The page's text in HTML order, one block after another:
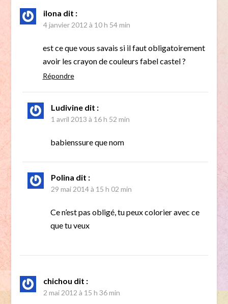
ilona dit :
4 janvier 2012 à 10 h 54 min
est ce que vous savais si il faut obligatoirement
avoir les crayon de couleurs fabel castel ?
Répondre
Ludivine dit :
1 avril 2013 à 16 h 52 min
babienssure que nom
Polina dit :
29 mai 2014 à 15 h 02 min
Ce n’est pas obligé, tu peux colorier avec ce
que tu veux
chichou dit :
2 mai 2012 à 15 h 36 min